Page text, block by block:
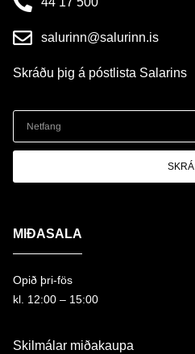
salurinn@salurinn.is
Skráðu þig á póstlista Salarins
SKRÁ
MIÐASALA
Opið þri-fös
kl. 12:00 – 15:00
Skilmálar miðakaupa